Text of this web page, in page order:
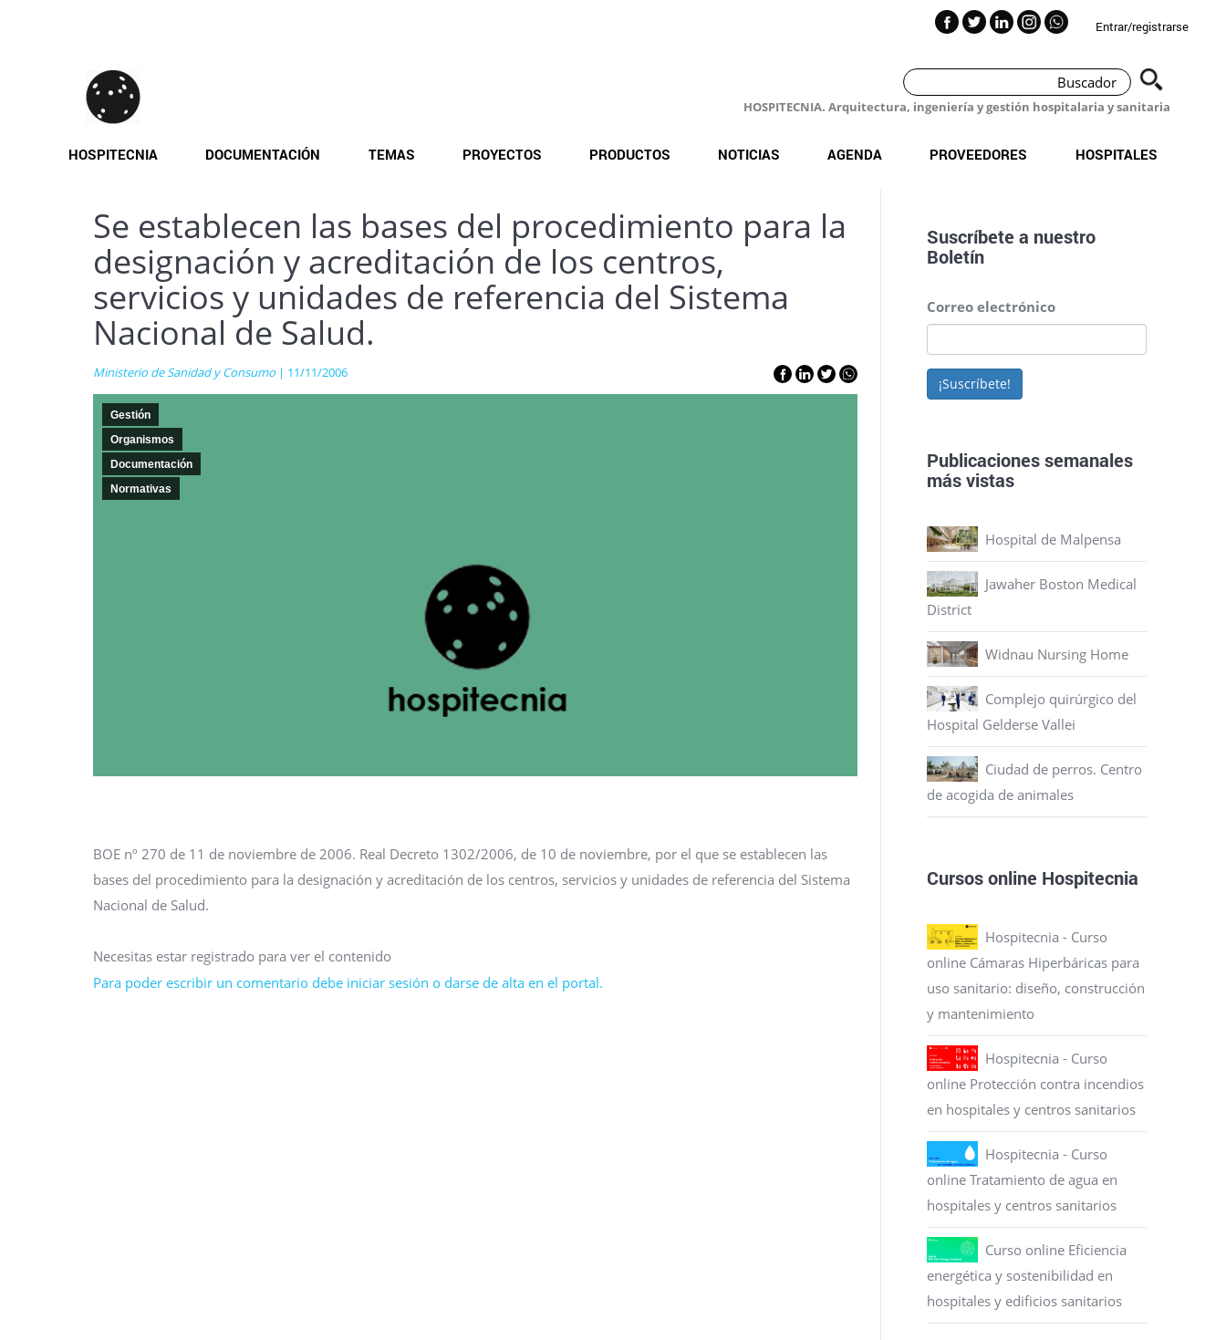
Entrar/registrarse
HOSPITECNIA. Arquitectura, ingeniería y gestión hospitalaria y sanitaria
HOSPITECNIA DOCUMENTACIÓN TEMAS PROYECTOS PRODUCTOS NOTICIAS AGENDA PROVEEDORES HOSPITALES
Se establecen las bases del procedimiento para la
designación y acreditación de los centros,
servicios y unidades de referencia del Sistema
Nacional de Salud.
Ministerio de Sanidad y Consumo| 11/11/2006
Gestión
Organismos
Documentación
Normativas
BOE nº 270 de 11 de noviembre de 2006. Real Decreto 1302/2006, de 10 de noviembre, por el que se establecen las
bases del procedimiento para la designación y acreditación de los centros, servicios y unidades de referencia del Sistema
Nacional de Salud.
Necesitas estar registrado para ver el contenido
Para poder escribir un comentario debe iniciar sesión o darse de alta en el portal.
Suscríbete a nuestro
Boletín
Correo electrónico
¡Suscríbete!
Publicaciones semanales
más vistas
Hospital de Malpensa
Jawaher Boston Medical
District
Widnau Nursing Home
Complejo quirúrgico del
Hospital Gelderse Vallei
Ciudad de perros. Centro
de acogida de animales
Cursos online Hospitecnia
Hospitecnia - Curso
online Cámaras Hiperbáricas para
uso sanitario: diseño, construcción
y mantenimiento
Hospitecnia - Curso
online Protección contra incendios
en hospitales y centros sanitarios
Hospitecnia - Curso
online Tratamiento de agua en
hospitales y centros sanitarios
Curso online Eficiencia
energética y sostenibilidad en
hospitales y edificios sanitarios